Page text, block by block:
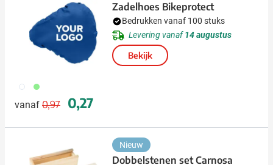
002 029
vanaf
Normale prijs
0,97
Speciale prijs
0,27
Zadelhoes Bikeprotect
Bedrukken vanaf 100 stuks
Levering vanaf14 augustus
Bekijk
Nieuw
Dobbelstenen set Carnosa